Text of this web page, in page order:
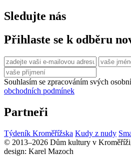
Sledujte nás
Přihlaste se k odběru
Souhlasím se zpracováním svých
obchodních podmínek
Partneři
Týdeník Kroměřížska Kudy z nudy
© 2013–2026 Dům kultury v
design: Karel Mazoch